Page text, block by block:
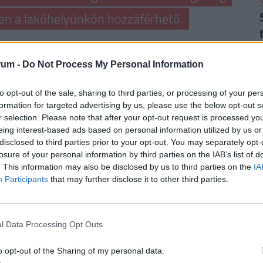
- Do Not Process My Personal Information
opt-out of the sale, sharing to third parties, or processing of your
for targeted advertising by us, please use the below opt-out
selection. Please note that after your opt-out request is processed
interest-based ads based on personal information utilized by us
to third parties prior to your opt-out. You may separately
of your personal information by third parties on the IAB’s list of
This information may also be disclosed by us to third parties on the
Participants that may further disclose it to other third parties.
Data Processing Opt Outs
opt-out of the Sharing of my personal data.
a lakóhelyünkön hozzáférhető.
vezetni és nem szívesen ülnek olyan
vannak annak állapotát illetően. Ám az
autót tisztán, feltöltve, az évszaknak megfelelő
a baleseti károk és a parkolási díj sem a mi
romló parkolóhely-hiányt, mert egy
a levegőszennyezést is csökkenti.
HA NYUGDÍJBA MEGY: EGYSZERŰ
örvendenek a
. Mivel évtizedekre előre tekintve az
garancia, úgy tűnik ez időskori
Demennyi pénzhez is juthatunk egy